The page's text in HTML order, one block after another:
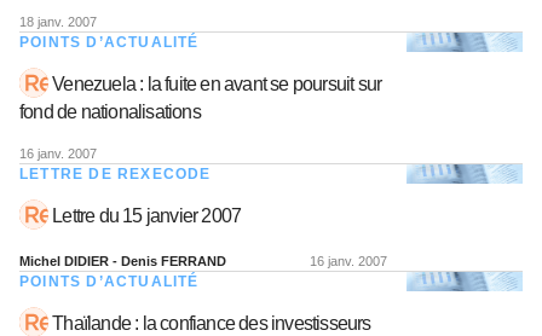
18 janv. 2007
POINTS D’ACTUALITÉ
Venezuela : la fuite en avant se poursuit sur
fond de nationalisations
16 janv. 2007
LETTRE DE REXECODE
Lettre du 15 janvier 2007
Michel DIDIER - Denis FERRAND 16 janv. 2007
POINTS D’ACTUALITÉ
Thaïlande : la confiance des investisseurs